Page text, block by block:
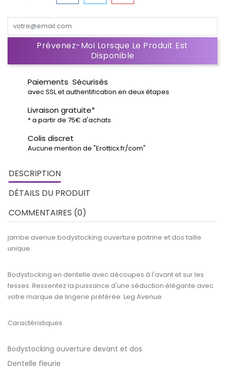
Prévenez-Moi Lorsque Le Produit Est
Disponible
Paiements Sécurisés
avec SSL et authentification en deux étapes
Livraison gratuite*
* a partir de 75€ d'achats
Colis discret
Aucune mention de "Erotticx.fr/com"
DESCRIPTION
DÉTAILS DU PRODUIT
COMMENTAIRES (0)
jambe avenue bodystocking ouverture poitrine et dos taille
unique
Bodystocking en dentelle avec découpes à l'avant et sur les
fesses. Ressentez la puissance d'une séduction élégante avec
votre marque de lingerie préférée: Leg Avenue.
Caractéristiques
Bodystocking ouverture devant et dos
Dentelle fleurie